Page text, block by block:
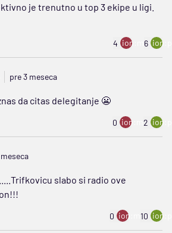
je trenutno u top 3 ekipe u ligi.
4 ion:minus
6
pre 3 meseca
da citas delegitanje 😬
0 ion:minus
2
slabo si radio ove
0 ion:minus
10